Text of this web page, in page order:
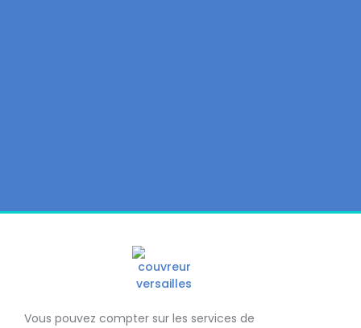
Vous pouvez compter sur les services de